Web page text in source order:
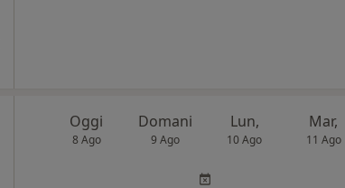
Oggi
8 Ago
Domani
9 Ago
Lun,
10 Ago
Mar,
11 Ago